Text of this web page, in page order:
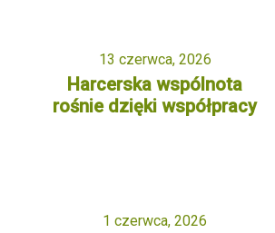
13 czerwca, 2026
Harcerska wspólnota
rośnie dzięki współpracy
1 czerwca, 2026